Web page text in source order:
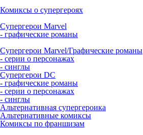
Комиксы о супергероях
Супергерои Marvel
- графические романы
Супергерои Marvel/Графические романы
- серии о персонажах
- синглы
Супергерои DC
- графические романы
- серии о персонажах
- синглы
Альтернативная супергероика
Альтернативные комиксы
Комиксы по франшизам